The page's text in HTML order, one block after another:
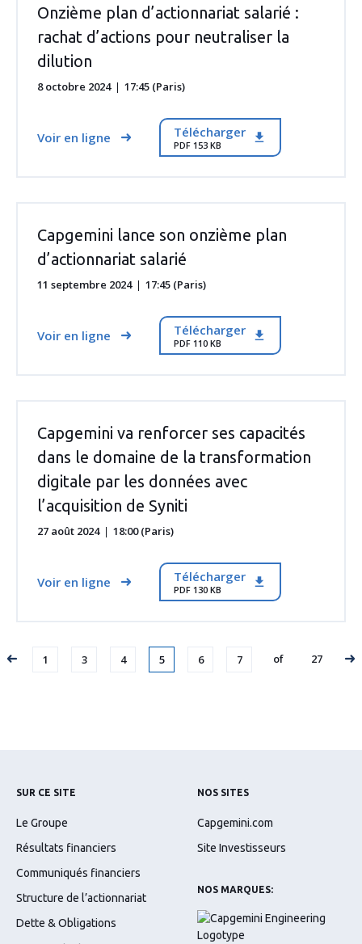
Onzième plan d’actionnariat salarié :
rachat d’actions pour neutraliser la
dilution
8 octobre 2024 17:45 (Paris)
Voir en ligne Télécharger
PDF 153 KB
Capgemini lance son onzième plan
d’actionnariat salarié
11 septembre 2024 17:45 (Paris)
Voir en ligne Télécharger
PDF 110 KB
Capgemini va renforcer ses capacités
dans le domaine de la transformation
digitale par les données avec
l’acquisition de Syniti
27 août 2024 18:00 (Paris)
Voir en ligne Télécharger
PDF 130 KB
Page
1 Page
3 Page
4 Page
5 Page
6 Page
7 of Page
27
SUR CE SITE
Le Groupe
Résultats financiers
Communiqués financiers
Structure de l’actionnariat
Dette & Obligations
NOS SITES
Capgemini.com
Site Investisseurs
NOS MARQUES: